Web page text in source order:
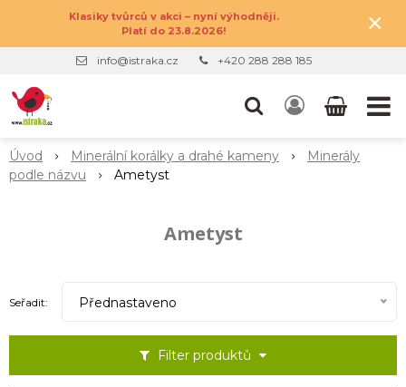
Klasiky tvůrců v akci – nyní výhodněji.
Platí do 23.8.2026!
×
info@istraka.cz +420 288 288 185
Úvod Minerální korálky a drahé kameny
Minerály
podle názvu
Ametyst
Ametyst
Filter produktů
Seřadit: Přednastaveno